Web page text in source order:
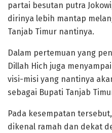
partai besutan putra
dirinya lebih mantap
Tanjab Timur nantinya.
Dalam pertemuan yang
Dillah Hich juga
visi-misi yang nantinya
sebagai Bupati Tanjab
Pada kesempatan
dikenal ramah dan dekat